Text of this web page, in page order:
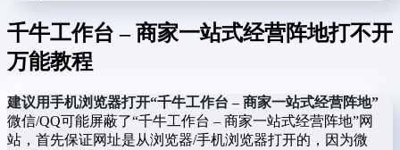
千牛工作台 – 商家一站式经营阵地打不开
万能教程
建议用手机浏览器打开“千牛工作台 – 商家一站式经营阵地”
微信/QQ可能屏蔽了“千牛工作台 – 商家一站式经营阵地”网
站，首先保证网址是从浏览器/手机浏览器打开的，因为微